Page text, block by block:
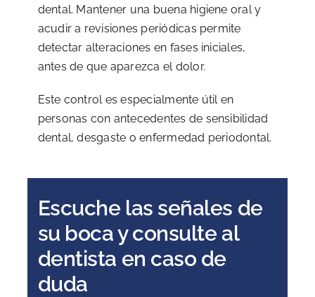
dental. Mantener una buena higiene oral y
acudir a revisiones periódicas permite
detectar alteraciones en fases iniciales,
antes de que aparezca el dolor.
Este control es especialmente útil en
personas con antecedentes de sensibilidad
dental, desgaste o enfermedad periodontal.
Escuche las señales de
su boca y consulte al
dentista en caso de
duda